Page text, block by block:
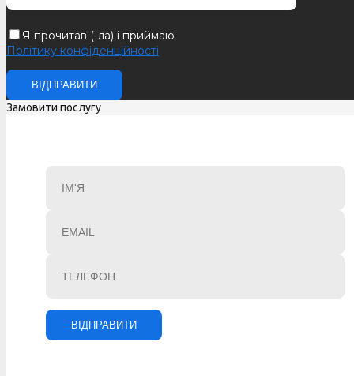
Я прочитав (-ла) і приймаю
Політику конфіденційності
Замовити послугу